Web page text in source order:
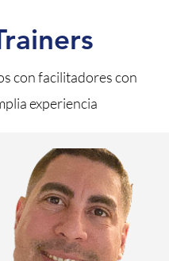
con facilitadores con
experiencia